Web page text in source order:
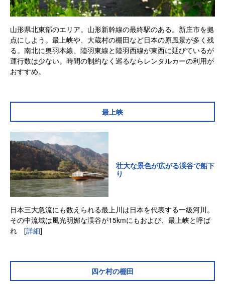
山形県北東部のエリア。山形新幹線の最終駅のある。新庄市を拠
点にしよう。最上峡や、大蔵村の棚田など日本の原風景が多く残
る。南北に奥羽本線、陸羽東線と陸羽西線が東西に延びているが
運行数は少ない。時間の制約なく巡るならレンタルカーの利用が
おすすめ。
最上峡
壮大な景色が広がる渓谷で船下
り
日本三大急流にも数えられる最上川は日本を代表する一級河川。
その中流域は風光明媚な渓谷が15kmにもおよび、最上峡と呼ば
れ [詳細]
四ケ村の棚田